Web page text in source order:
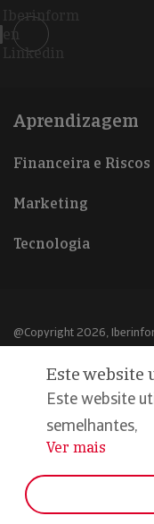
Iberinform
en
Linkedin
Aprendizagem
Financeira e Riscos
Marketing
Tecnologia
@Copyright 2026,
Aviso legal
Política de cookies
Declaração de privacidade
Este website
Este website
semelhantes,
...
Ver mais